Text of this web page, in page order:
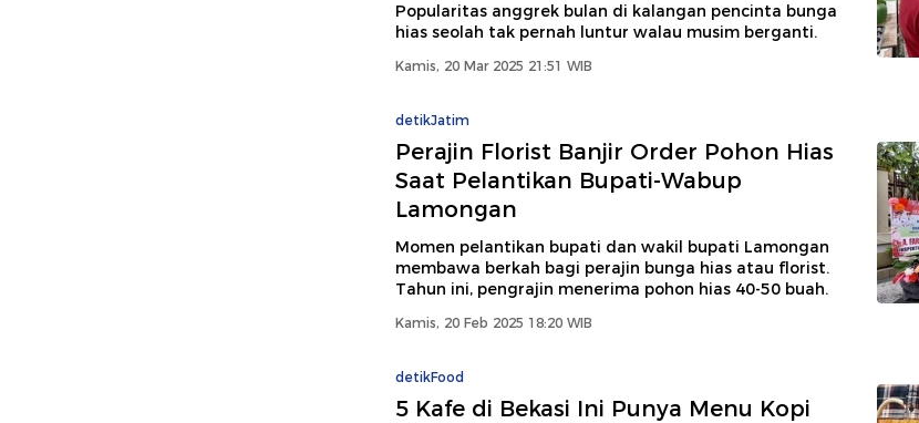
Popularitas anggrek bulan di kalangan pencinta bunga
hias seolah tak pernah luntur walau musim berganti.
Kamis, 20 Mar 2025 21:51 WIB
detikJatim
Perajin Florist Banjir Order Pohon Hias
Saat Pelantikan Bupati-Wabup
Lamongan
Momen pelantikan bupati dan wakil bupati Lamongan
membawa berkah bagi perajin bunga hias atau florist.
Tahun ini, pengrajin menerima pohon hias 40-50 buah.
Kamis, 20 Feb 2025 18:20 WIB
detikFood
5 Kafe di Bekasi Ini Punya Menu Kopi